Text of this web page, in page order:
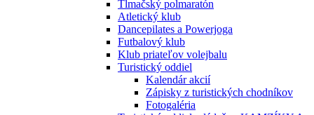
Tlmačský polmaratón
Atletický klub
Dancepilates a Powerjoga
Futbalový klub
Klub priateľov volejbalu
Turistický oddiel
Kalendár akcií
Zápisky z turistických chodníkov
Fotogaléria